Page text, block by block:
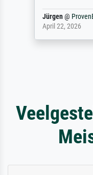
Jürgen@
April 22, 2026